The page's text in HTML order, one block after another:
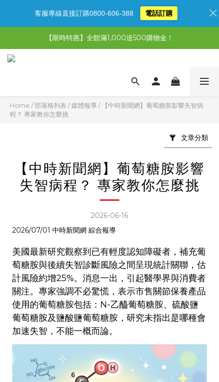
【限時特惠】全館滿1,000送500購物金！
【限時特惠】全館滿1,000送500購物金！
【首購免運再送500購物金】馬上加入會員
【限時特惠】全館滿1,000送500購物金！
Home /部落格列表 /媒體報導 /
【中時新聞網】葡萄糖胺影響失智病
程？ 專家教你怎麼挑
文章分類
【中時新聞網】葡萄糖胺影響
失智病程？ 專家教你怎麼挑
2026-06-16
2026/07/01 中時新聞網 綜合報導
美國最新研究觀察到已有輕度認知障礙者，補充葡
萄糖胺與後續失智診斷風險之間呈現統計關聯，估
計風險約增25%。消息一出，引起醫學界與消費者
關注。專家強調不必驚慌，表示市售關節保養產品
使用的葡萄糖胺包括：N-乙醯葡萄糖胺、硫酸鹽
葡萄糖胺及鹽酸鹽葡萄糖胺，研究未指出是哪種會
加速失智，不能一概而論。
客服專線直接訂購0800-606-388 電話訂購